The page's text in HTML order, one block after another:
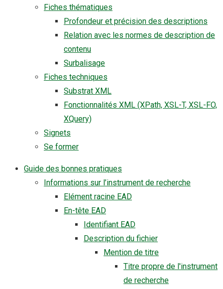
Fiches thématiques
Profondeur et précision des descriptions
Relation avec les normes de description de
contenu
Surbalisage
Fiches techniques
Substrat XML
Fonctionnalités XML (XPath, XSL-T, XSL-FO,
XQuery)
Signets
Se former
Guide des bonnes pratiques
Informations sur l’instrument de recherche
Elément racine EAD
En-tête EAD
Identifiant EAD
Description du fichier
Mention de titre
Titre propre de l'instrument
de recherche